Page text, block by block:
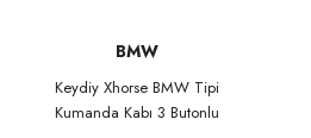
BMW
Keydiy Xhorse BMW Tipi
Kumanda Kabı 3 Butonlu